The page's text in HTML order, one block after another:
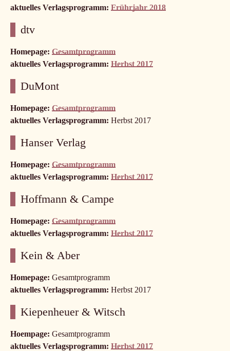
aktuelles Verlagsprogramm: Frührjahr 2018
dtv
Homepage: Gesamtprogramm
aktuelles Verlagsprogramm: Herbst 2017
DuMont
Homepage: Gesamtprogramm
aktuelles Verlagsprogramm: Herbst 2017
Hanser Verlag
Homepage: Gesamtprogramm
aktuelles Verlagsprogramm: Herbst 2017
Hoffmann & Campe
Homepage: Gesamtprogramm
aktuelles Verlagsprogramm: Herbst 2017
Kein & Aber
Homepage: Gesamtprogramm
aktuelles Verlagsprogramm: Herbst 2017
Kiepenheuer & Witsch
Hoempage: Gesamtprogramm
aktuelles Verlagsprogramm: Herbst 2017